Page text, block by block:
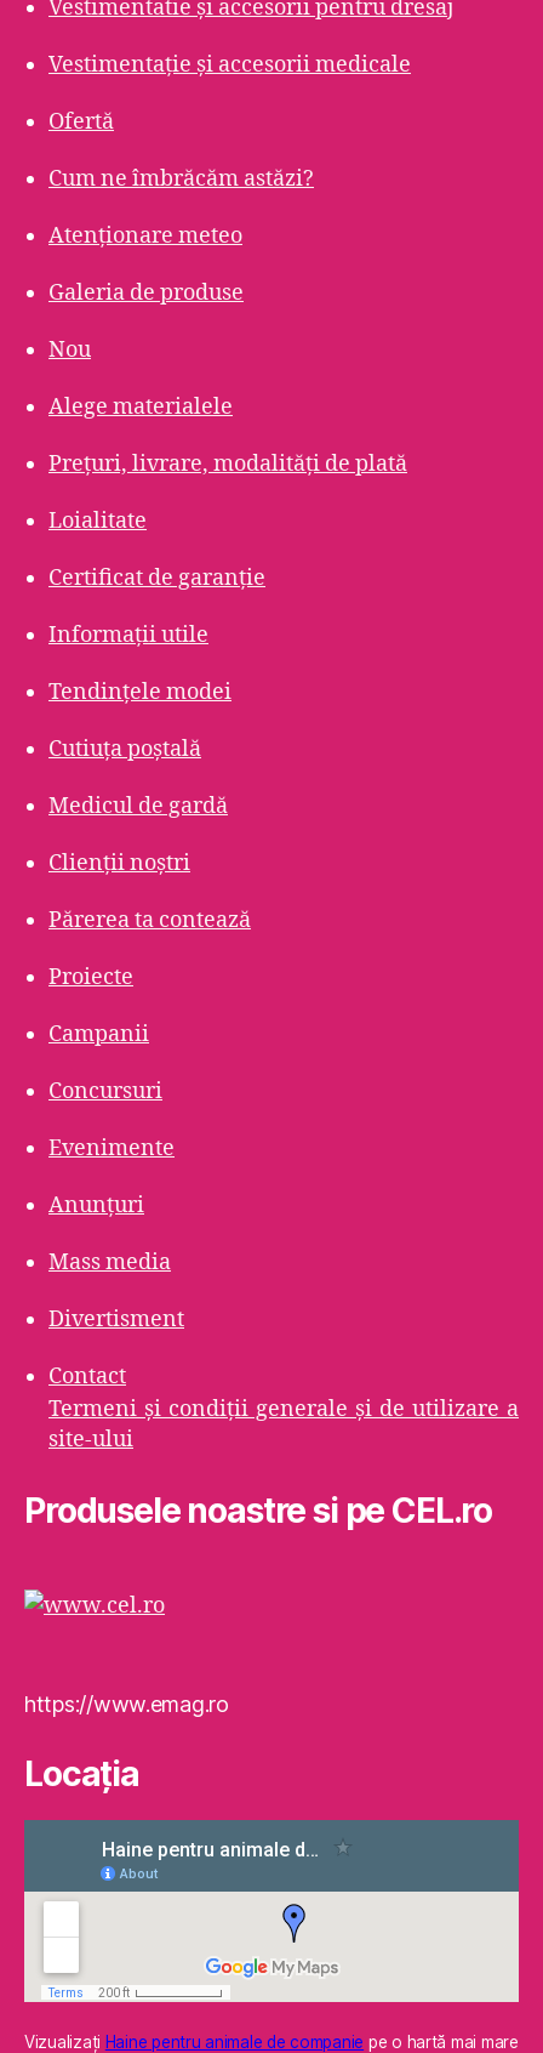
Vestimentatie și accesorii pentru dresaj
Vestimentație și accesorii medicale
Ofertă
Cum ne îmbrăcăm astăzi?
Atenționare meteo
Galeria de produse
Nou
Alege materialele
Prețuri, livrare, modalități de plată
Loialitate
Certificat de garanție
Informații utile
Tendințele modei
Cutiuța poștală
Medicul de gardă
Clienții noștri
Părerea ta contează
Proiecte
Campanii
Concursuri
Evenimente
Anunțuri
Mass media
Divertisment
Contact
Termeni şi condiţii generale şi de utilizare a
site-ului
Produsele noastre si pe CEL.ro
https://www.emag.ro
Locaţia
Vizualizaţi Haine pentru animale de companie pe o hartă mai mare